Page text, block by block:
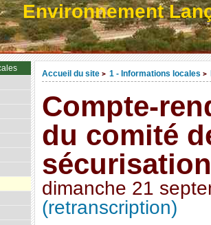
Environnement
Accueil du site > 1 - Informations locales >
Compte-
du comité
dimanche 21
(retranscription)